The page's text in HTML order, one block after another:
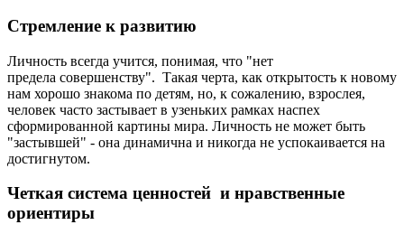
Стремление к развитию
Личность всегда учится, понимая, что "нет
предела совершенству". Такая черта, как открытость к новому
нам хорошо знакома по детям, но, к сожалению, взрослея,
человек часто застывает в узеньких рамках наспех
сформированной картины мира. Личность не может быть
"застывшей" - она динамична и никогда не успокаивается на
достигнутом.
Четкая система ценностей и нравственные
ориентиры